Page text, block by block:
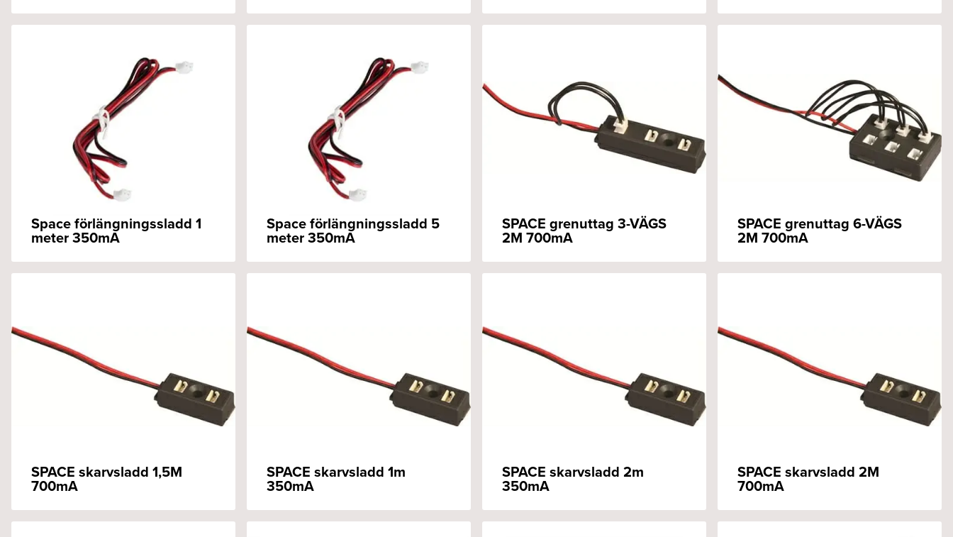
Space förlängningssladd 1
meter 350mA
Space förlängningssladd 5
meter 350mA
SPACE grenuttag 3-VÄGS
2M 700mA
SPACE grenuttag 6-VÄGS
2M 700mA
SPACE skarvsladd 1,5M
700mA
SPACE skarvsladd 1m
350mA
SPACE skarvsladd 2m
350mA
SPACE skarvsladd 2M
700mA